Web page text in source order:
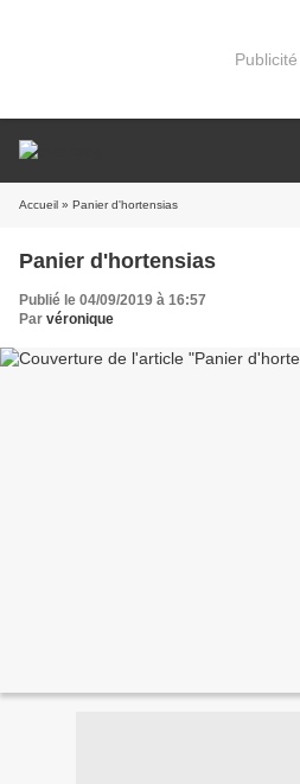
Publicité
Accueil » Panier d'hortensias
Panier d'hortensias
Publié le 04/09/2019 à 16:57
Par véronique